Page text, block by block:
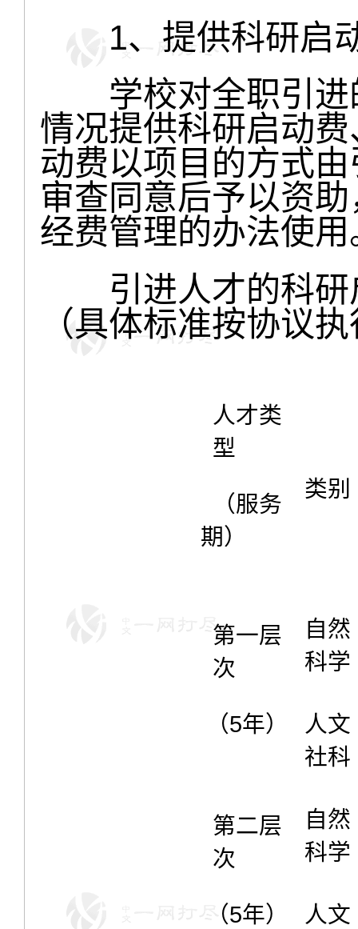
1、提供科研启
学校对全职引进
情况提供科研启动
动费以项目的方式
审查同意后予以资
经费管理的办法使用
引进人才的科研
（具体标准按协议
人才类
型
（服务
期）
类别
第一层
次
（5年）
自然
科学
人文
社科
第二层
次
（5年）
自然
科学
人文